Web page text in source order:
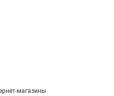
магазины